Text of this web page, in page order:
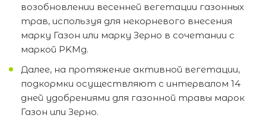
возобновлении весенней вегетации газонных
трав, используя для некорневого внесения
марку Газон или марку Зерно в сочетании с
маркой PKМg.
Далее, на протяжение активной вегетации,
подкормки осуществляют с интервалом 14
дней удобрениями для газонной травы марок
Газон или Зерно.